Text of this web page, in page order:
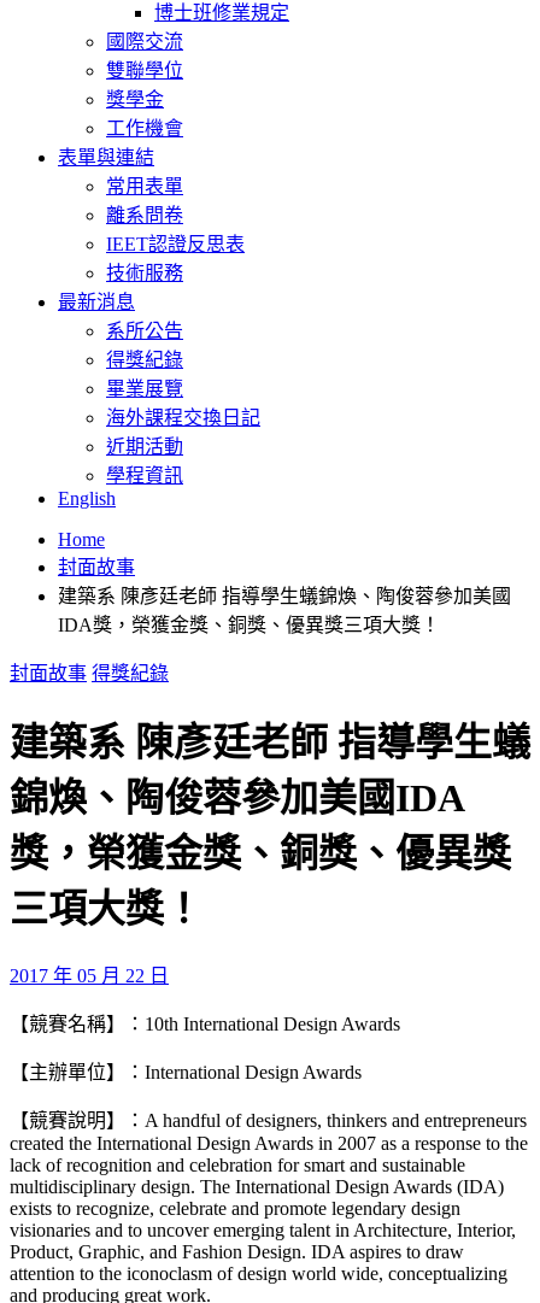
博士班修業規定
國際交流
雙聯學位
獎學金
工作機會
表單與連結
常用表單
離系問卷
IEET認證反思表
技術服務
最新消息
系所公告
得獎紀錄
畢業展覽
海外課程交換日記
近期活動
學程資訊
English
Home
封面故事
建築系 陳彥廷老師 指導學生蟻錦煥、陶俊蓉參加美國
IDA獎，榮獲金獎、銅獎、優異獎三項大獎！
封面故事 得獎紀錄
建築系 陳彥廷老師 指導學生蟻
錦煥、陶俊蓉參加美國IDA
獎，榮獲金獎、銅獎、優異獎
三項大獎！
2017 年 05 月 22 日
【競賽名稱】：10th International Design Awards
【主辦單位】：International Design Awards
【競賽說明】：A handful of designers, thinkers and entrepreneurs
created the International Design Awards in 2007 as a response to the
lack of recognition and celebration for smart and sustainable
multidisciplinary design. The International Design Awards (IDA)
exists to recognize, celebrate and promote legendary design
visionaries and to uncover emerging talent in Architecture, Interior,
Product, Graphic, and Fashion Design. IDA aspires to draw
attention to the iconoclasm of design world wide, conceptualizing
and producing great work.